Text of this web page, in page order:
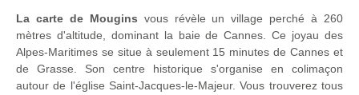
La carte de Mougins vous révèle un village perché à 260
mètres d'altitude, dominant la baie de Cannes. Ce joyau des
Alpes-Maritimes se situe à seulement 15 minutes de Cannes et
de Grasse. Son centre historique s'organise en colimaçon
autour de l'église Saint-Jacques-le-Majeur. Vous trouverez tous